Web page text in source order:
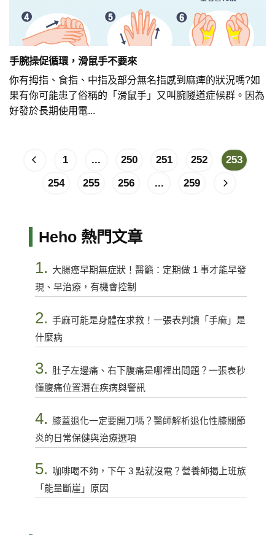
手腕操促循環，滑鼠手不要來
你有拇指、食指、中指及部分無名指感到麻痺的狀況嗎?如
果有你可能患了俗稱的「滑鼠手」又叫腕隧道症候群。因為
好發於長期使用電...
1 ... 250 251 252
253
254
255 256 ... 259
Heho 熱門文章
1. 大腸癌早期無症狀！醫籲：定期做 1 事才能早發
現、早治療，有機會控制
2. 手麻可能是身體在求救！一張表判讀「手麻」是
什麼病
3. 肚子左邊痛、右下腹痛是哪裡出問題？一張表秒
懂腹痛位置潛在疾病與警訊
4. 膝蓋退化一定要開刀嗎？醫師解析退化性膝關節
炎的日常保健與治療選項
5.
咖啡喝不夠，下午 3 點就沒電？營養師揭上班族
「能量斷崖」原因